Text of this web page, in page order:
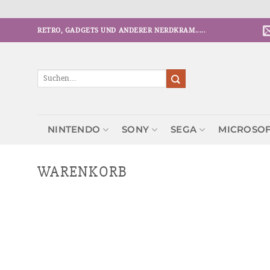
RETRO, GADGETS UND ANDERER NERDKRAM.....
Suchen
NINTENDO SONY SEGA
WARENKORB